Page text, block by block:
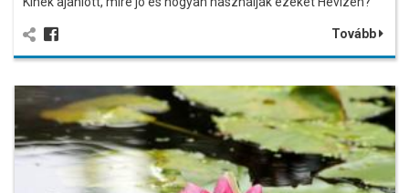
Tovább